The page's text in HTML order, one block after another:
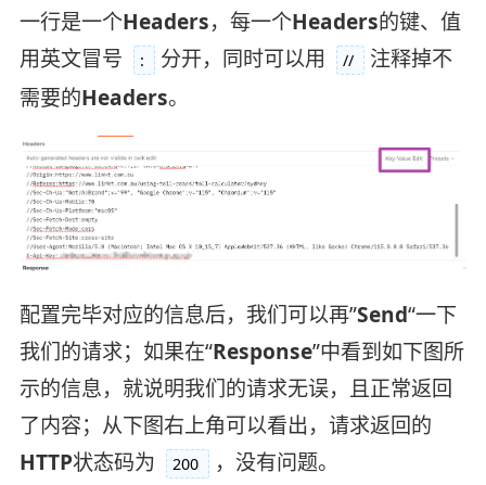
一行是一个Headers，每一个Headers的键、值
用英文冒号
: 分开，同时可以用 //
注释掉不
需要的Headers。
配置完毕对应的信息后，我们可以再”Send“一下
我们的请求；如果在“Response”中看到如下图所
示的信息，就说明我们的请求无误，且正常返回
了内容；从下图右上角可以看出，请求返回的
HTTP状态码为 200 ，没有问题。